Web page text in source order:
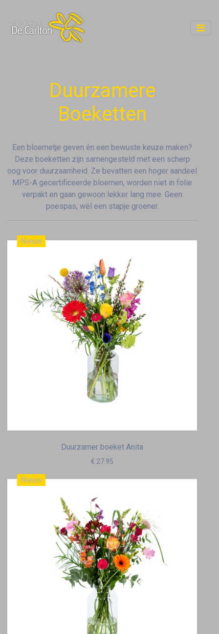
Duurzamere
Boeketten
Een bloemetje geven én een bewuste keuze maken?
Deze boeketten zijn samengesteld met een scherp
oog voor duurzaamheid. Ze bevatten een hoger aandeel
MPS-A gecertificeerde bloemen, worden niet in folie
verpakt en gaan gewoon lekker lang mee. Geen
poespas, wél een stapje groener.
Nieuw
Duurzamer boeket Anita
€ 27.95
Nieuw